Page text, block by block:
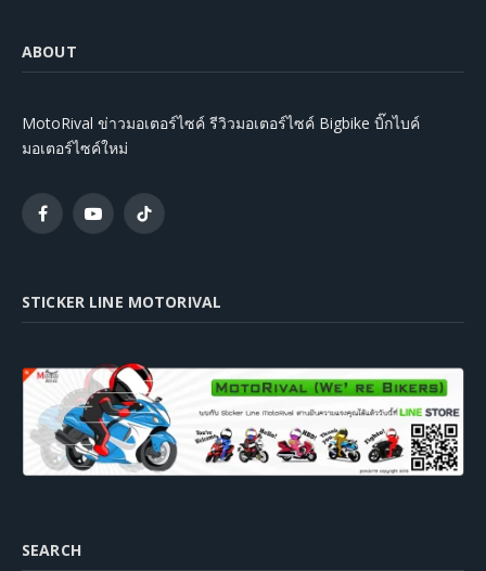
ABOUT
MotoRival ข่าวมอเตอร์ไซค์ รีวิวมอเตอร์ไซค์ Bigbike บิ๊กไบค์
มอเตอร์ไซค์ใหม่
FacebookYouTubeTikTok
STICKER LINE MOTORIVAL
SEARCH